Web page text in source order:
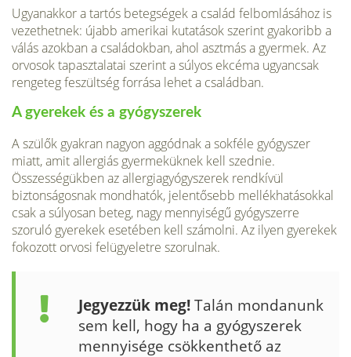
Ugyanakkor a tartós betegségek a család fel­bomlásához is
vezethetnek: újabb amerikai kutatások szerint gyakoribb a
válás azokban a családokban, ahol asztmás a gyermek. Az
orvosok tapasztalatai szerint a súlyos ekcéma ugyancsak
rengeteg feszültség forrása lehet a családban.
A gyerekek és a gyógyszerek
A szülők gyakran nagyon aggódnak a sokféle gyógyszer
miatt, amit allergiás gyermeküknek kell szednie.
Összességükben az allergiagyógyszerek rendkívül
biztonságosnak mondhatók, jelentősebb mellékhatásokkal
csak a súlyosan beteg, nagy mennyiségű gyógyszerre
szoruló gyerekek esetében kell számolni. Az ilyen gyerekek
fokozott orvosi felügyeletre szorulnak.
Jegyezzük meg!Talán mondanunk
sem kell, hogy ha a gyógyszerek
mennyisége csökkenthető az